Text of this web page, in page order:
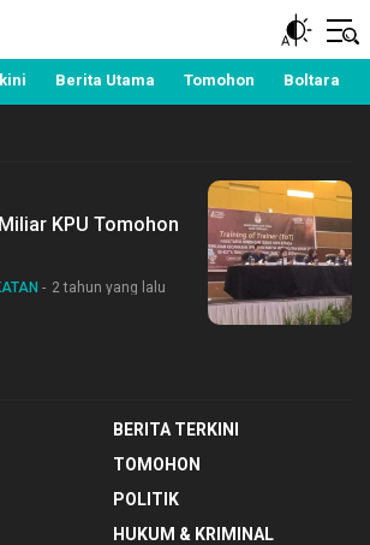
Utara, Kawanua, Politik,
Kriminal dan Nasional
Berita Utama Tomohon Boltara
KPU Tomohon
2 tahun yang lalu
BERITA TERKINI
TOMOHON
POLITIK
HUKUM & KRIMINAL